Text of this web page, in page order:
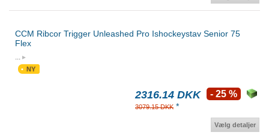
CCM Ribcor Trigger Unleashed Pro Ishockeystav Senior 75
Flex
...
NY
2316.14 DKK
3079.15 DKK *
- 25 %
Vælg detaljer